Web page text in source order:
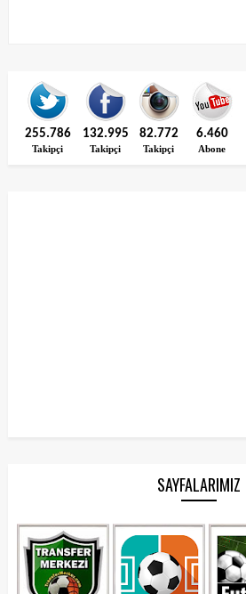
255.786
Takipçi
132.995
Takipçi
82.772
Takipçi
6.460
Abone
SAYFALARIMIZ